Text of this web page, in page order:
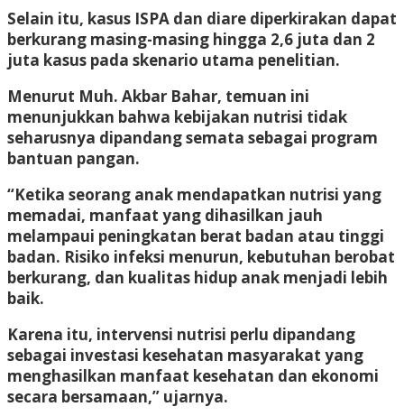
Selain itu, kasus ISPA dan diare diperkirakan dapat
berkurang masing-masing hingga 2,6 juta dan 2
juta kasus pada skenario utama penelitian.
Menurut Muh. Akbar Bahar, temuan ini
menunjukkan bahwa kebijakan nutrisi tidak
seharusnya dipandang semata sebagai program
bantuan pangan.
“Ketika seorang anak mendapatkan nutrisi yang
memadai, manfaat yang dihasilkan jauh
melampaui peningkatan berat badan atau tinggi
badan. Risiko infeksi menurun, kebutuhan berobat
berkurang, dan kualitas hidup anak menjadi lebih
baik.
Karena itu, intervensi nutrisi perlu dipandang
sebagai investasi kesehatan masyarakat yang
menghasilkan manfaat kesehatan dan ekonomi
secara bersamaan,” ujarnya.